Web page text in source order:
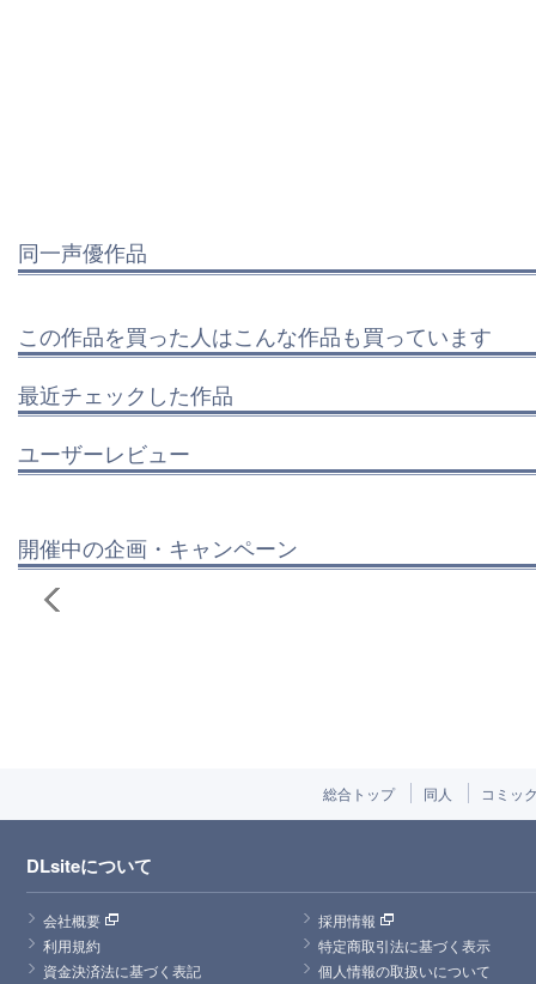
同一声優作品
この作品を買った人はこんな作品も買っています
最近チェックした作品
ユーザーレビュー
開催中の企画・キャンペーン
総合トップ 同人 コミッ
DLsiteについて
会社概要
採用情報
利用規約
特定商取引法に基づく表示
資金決済法に基づく表記
個人情報の取扱いについて